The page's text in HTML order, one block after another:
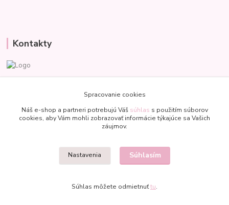
Kontakty
+421 907 977 470
bublinkapu@gmail.com
Spracovanie cookies
Náš e-shop a partneri potrebujú Váš súhlas s použitím súborov
cookies, aby Vám mohli zobrazovať informácie týkajúce sa Vašich
záujmov.
Nastavenia Súhlasím
Súhlas môžete odmietnuťtu.